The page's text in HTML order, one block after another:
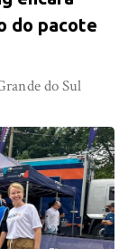
do pacote
do Sul